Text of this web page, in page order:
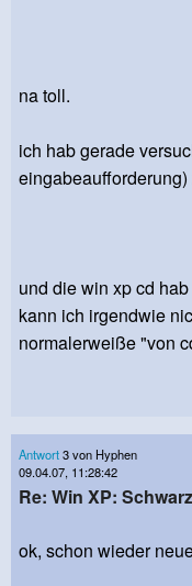
na toll.
ich hab gerade
eingabeaufforderung)
und die win xp cd
kann ich irgendwie
normalerweiße "von
Antwort3 von Hyphen
09.04.07, 11:28:42
Re: Win XP:
ok, schon wieder